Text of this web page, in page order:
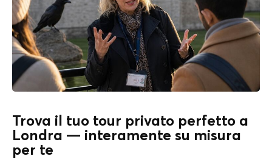
Trova il tuo tour privato perfetto a
Londra — interamente su misura
per te